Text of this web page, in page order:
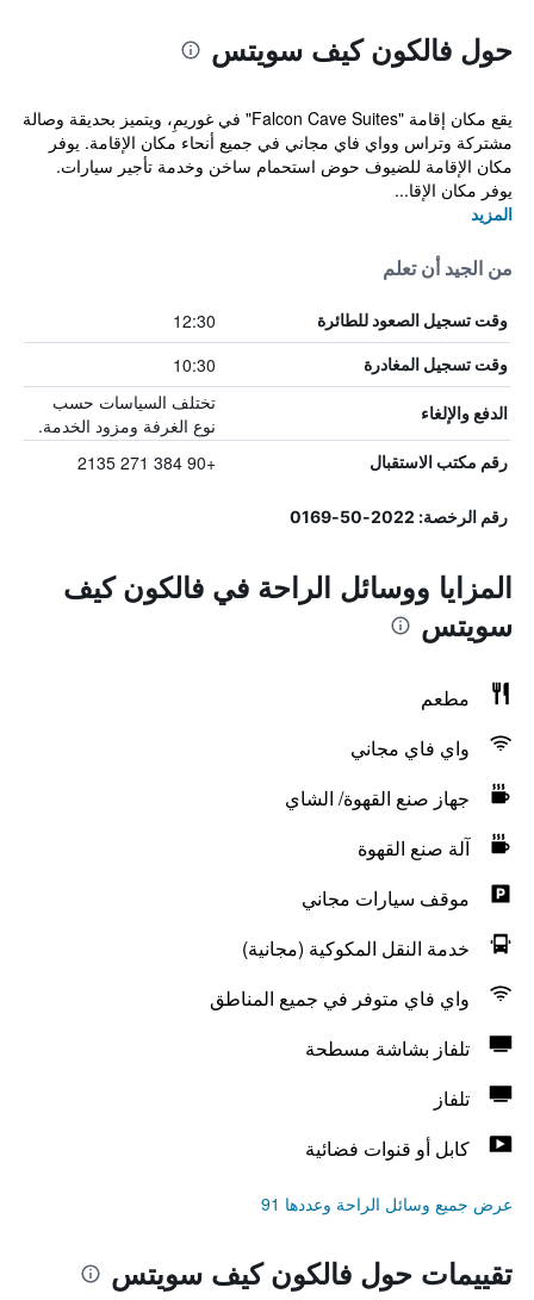
حول فالكون كيف سويتس
يقع مكان إقامة "Falcon Cave Suites" في غوريمِ، ويتميز بحديقة وصالة
مشتركة وتراس وواي فاي مجاني في جميع أنحاء مكان الإقامة. يوفر
مكان الإقامة للضيوف حوض استحمام ساخن وخدمة تأجير سيارات.
يوفر مكان الإقا...
المزيد
من الجيد أن تعلم
وقت تسجيل الصعود للطائرة 12:30
وقت تسجيل المغادرة 10:30
الدفع والإلغاء
تختلف السياسات حسب
نوع الغرفة ومزود الخدمة.
رقم مكتب الاستقبال +90 384 271 2135
رقم الرخصة: 2022-50-0169
المزايا ووسائل الراحة في فالكون كيف
سويتس
مطعم
واي فاي مجاني
جهاز صنع القهوة/ الشاي
آلة صنع القهوة
موقف سيارات مجاني
خدمة النقل المكوكية (مجانية)
واي فاي متوفر في جميع المناطق
تلفاز بشاشة مسطحة
تلفاز
كابل أو قنوات فضائية
عرض جميع وسائل الراحة وعددها 91
تقييمات حول فالكون كيف سويتس